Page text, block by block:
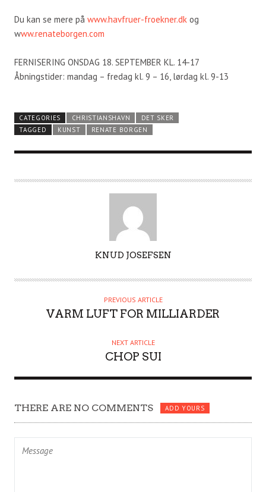
Du kan se mere på www.havfruer-froekner.dk og
www.renateborgen.com
FERNISERING ONSDAG 18. SEPTEMBER KL. 14-17
Åbningstider: mandag – fredag kl. 9 – 16, lørdag kl. 9-13
CATEGORIES CHRISTIANSHAVN
DET SKER
TAGGED
KUNST RENATE BORGEN
T
KNUD JOSEFSEN
PREVIOUS ARTICLE
VARM LUFT FOR MILLIARDER
NEXT ARTICLE
CHOP SUI
THERE ARE NO COMMENTS ADD YOURS